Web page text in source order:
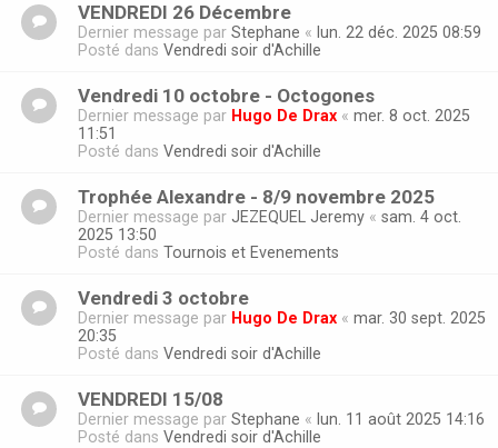
VENDREDI 26 Décembre
Dernier message par Stephane « lun. 22 déc. 2025 08:59
Posté dans Vendredi soir d'Achille
Vendredi 10 octobre - Octogones
Dernier message par Hugo De Drax « mer. 8 oct. 2025
11:51
Posté dans Vendredi soir d'Achille
Trophée Alexandre - 8/9 novembre 2025
Dernier message par JEZEQUEL Jeremy « sam. 4 oct.
2025 13:50
Posté dans Tournois et Evenements
Vendredi 3 octobre
Dernier message par Hugo De Drax « mar. 30 sept. 2025
20:35
Posté dans Vendredi soir d'Achille
VENDREDI 15/08
Dernier message par Stephane « lun. 11 août 2025 14:16
Posté dans Vendredi soir d'Achille